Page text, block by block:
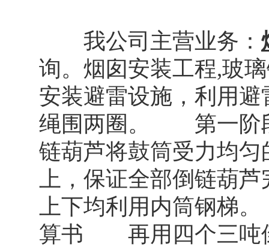
我公司主营业务：
询。烟囱安装工程,
安装避雷设施，利用
绳围两圈。 第一阶
链葫芦将鼓筒受力均
上，保证全部倒链葫
上下均利用内筒钢
算书 再用四个三吨